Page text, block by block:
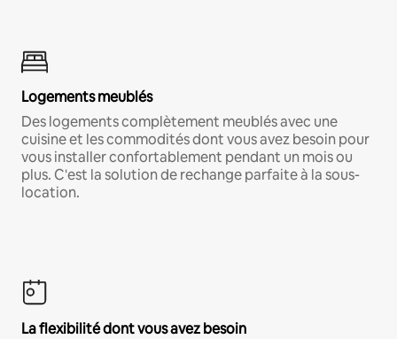
Logements meublés
Des logements complètement meublés avec une
cuisine et les commodités dont vous avez besoin pour
vous installer confortablement pendant un mois ou
plus. C'est la solution de rechange parfaite à la sous-
location.
La flexibilité dont vous avez besoin